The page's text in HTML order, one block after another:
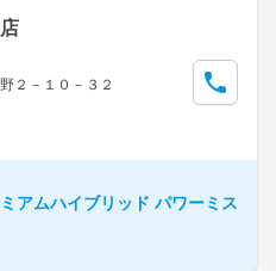
２－１０－３２
アムハイブリッド パワーミス